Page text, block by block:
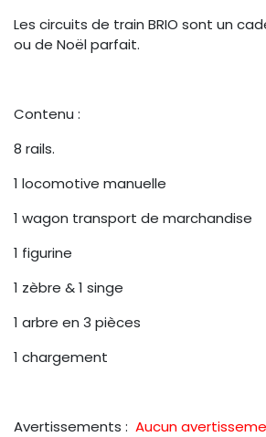
Les circuits de train BRIO sont un
ou de Noël parfait.
Contenu :
8 rails.
1 locomotive manuelle
1 wagon transport de marchandise
1 figurine
1 zèbre & 1 singe
1 arbre en 3 pièces
1 chargement
Avertissements : Aucun